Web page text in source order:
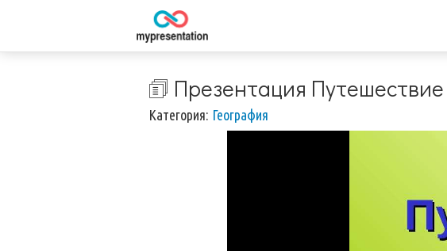
🗊 Презентация
Категория: География